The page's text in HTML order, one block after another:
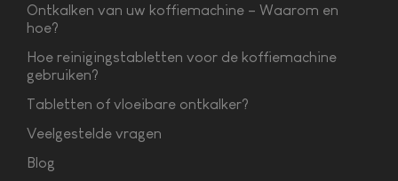
Ontkalken van uw koffiemachine – Waarom en
hoe?
Hoe reinigingstabletten voor de koffiemachine
gebruiken?
Tabletten of vloeibare ontkalker?
Veelgestelde vragen
Blog